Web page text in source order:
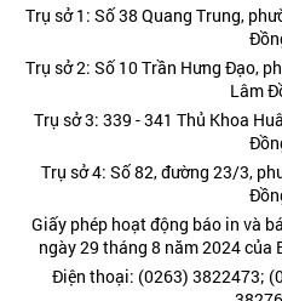
Trụ sở 1: Số 38 Quang Trung,
Trụ sở 2: Số 10 Trần Hưng Đạo,
Lâm
Trụ sở 3: 339 - 341 Thủ Khoa
Trụ sở 4: Số 82, đường 23/3,
Giấy phép hoạt động báo in và
ngày 29 tháng 8 năm 2024 của
Điện thoại: (0263) 3822473;